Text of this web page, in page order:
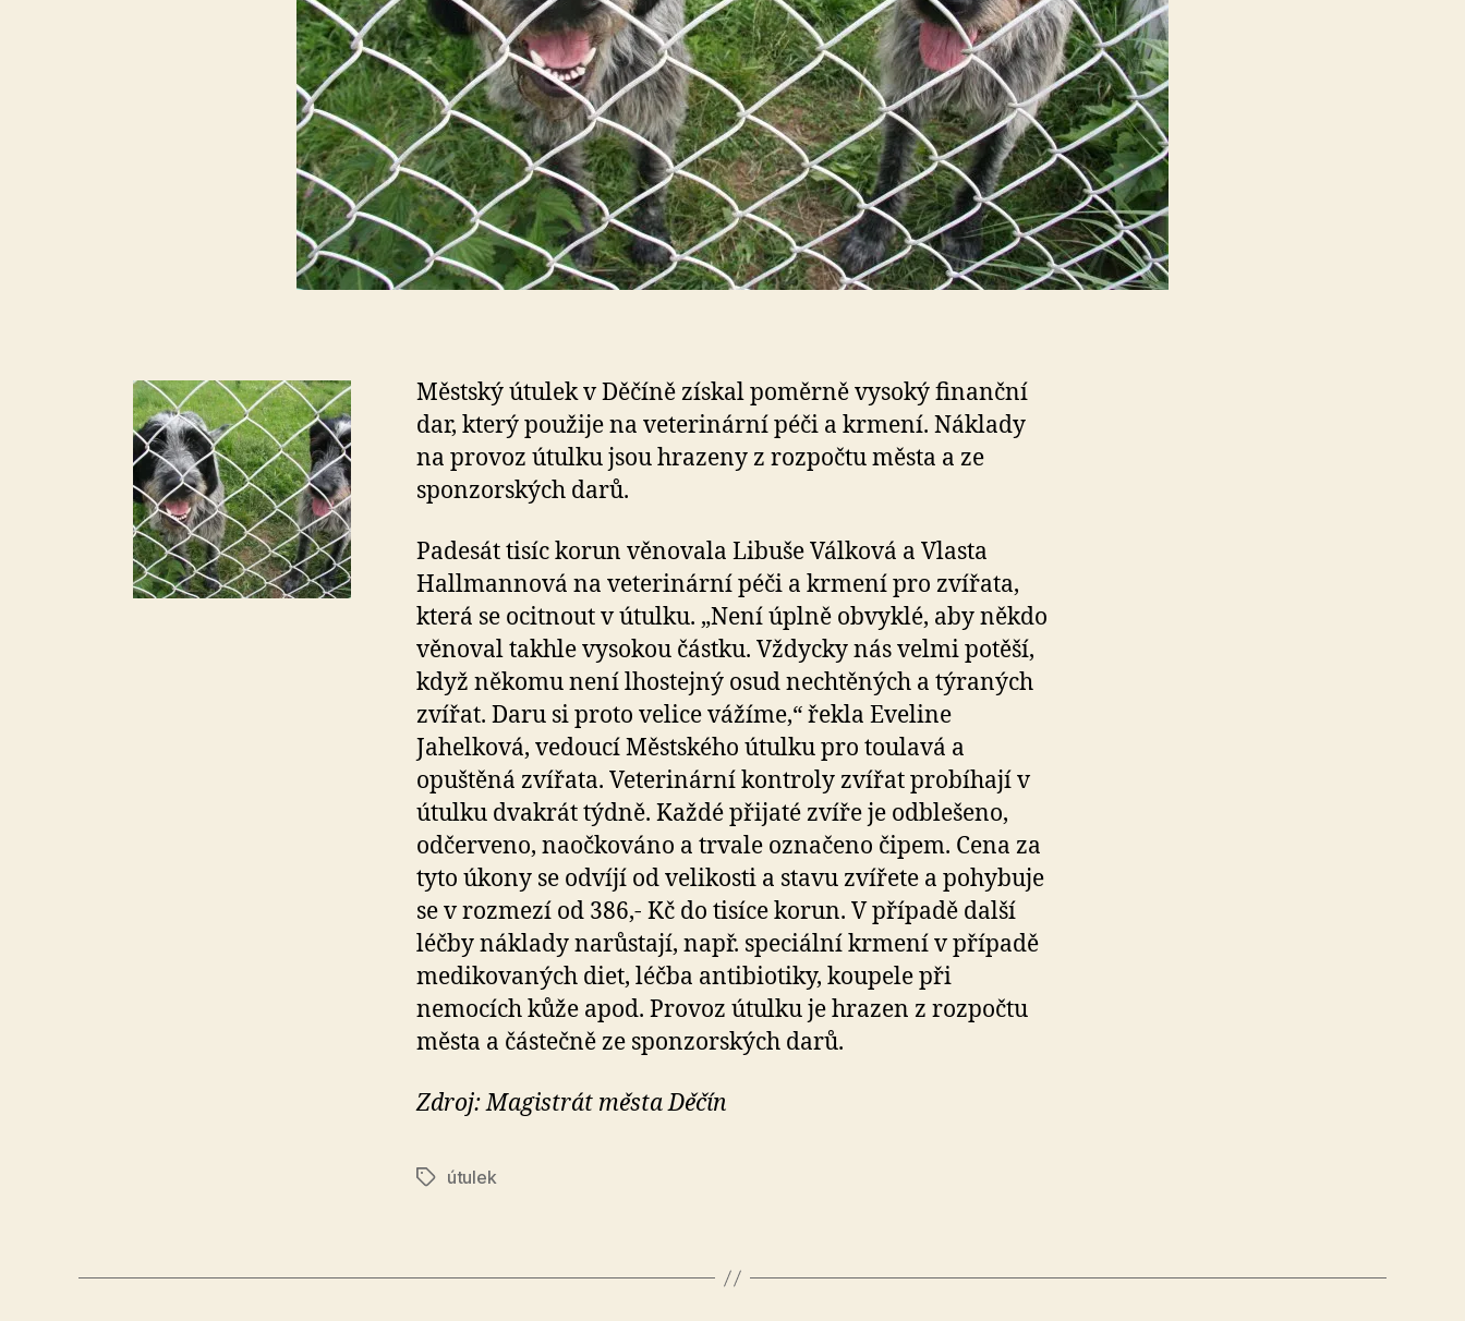
Městský útulek v Děčíně získal poměrně vysoký finanční
dar, který použije na veterinární péči a krmení. Náklady
na provoz útulku jsou hrazeny z rozpočtu města a ze
sponzorských darů.
Padesát tisíc korun věnovala Libuše Válková a Vlasta
Hallmannová na veterinární péči a krmení pro zvířata,
která se ocitnout v útulku. „Není úplně obvyklé, aby někdo
věnoval takhle vysokou částku. Vždycky nás velmi potěší,
když někomu není lhostejný osud nechtěných a týraných
zvířat. Daru si proto velice vážíme,“ řekla Eveline
Jahelková, vedoucí Městského útulku pro toulavá a
opuštěná zvířata. Veterinární kontroly zvířat probíhají v
útulku dvakrát týdně. Každé přijaté zvíře je odblešeno,
odčerveno, naočkováno a trvale označeno čipem. Cena za
tyto úkony se odvíjí od velikosti a stavu zvířete a pohybuje
se v rozmezí od 386,- Kč do tisíce korun. V případě další
léčby náklady narůstají, např. speciální krmení v případě
medikovaných diet, léčba antibiotiky, koupele při
nemocích kůže apod. Provoz útulku je hrazen z rozpočtu
města a částečně ze sponzorských darů.
Zdroj: Magistrát města Děčín
Štítkyútulek